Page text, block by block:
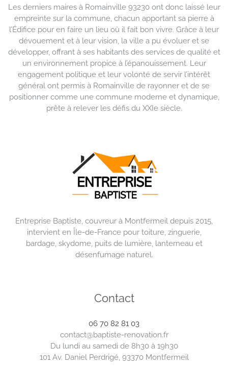
Les derniers maires à Romainville 93230 ont donc laissé leur
empreinte sur la commune, chacun apportant sa pierre à
l’Édifice pour en faire un lieu où il fait bon vivre. Grâce à leur
dévouement et à leur vision, la ville a pu évoluer et se
développer, offrant à ses habitants des services de qualité et
un environnement propice à l’épanouissement. Leur
engagement politique et leur volonté de servir l’intérêt
général ont permis à Romainville de rayonner et de se
positionner comme une commune moderne et dynamique,
prête à relever les défis du XXIe siècle.
Entreprise Baptiste, couvreur à Montfermeil depuis 2015,
intervient en Île-de-France pour toiture, zinguerie,
bardage, skydome, puits de lumière, lanterneau et
désenfumage naturel.
Contact
06 70 82 81 03
contact@baptiste-renovation.fr
Du lundi au samedi de 8h30 à 19h30
101 Av. Daniel Perdrigé, 93370 Montfermeil